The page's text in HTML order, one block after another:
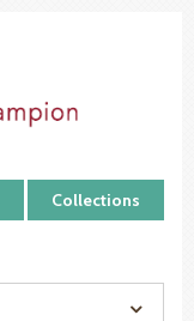
Collections